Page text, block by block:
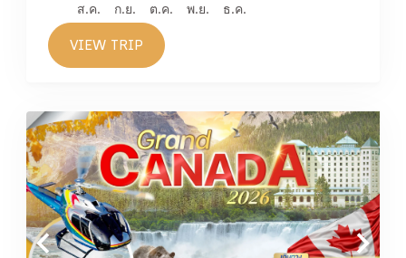
ส.ค.
ก.ย. ต.ค. พ.ย. ธ.ค.
VIEW TRIP